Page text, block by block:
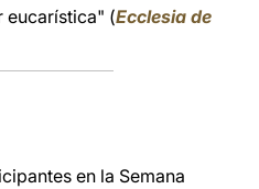
eucarística" (Ecclesia de
en la Semana